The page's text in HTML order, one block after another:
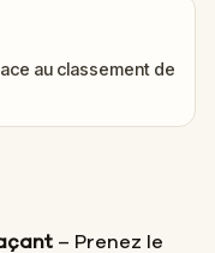
au classement de
– Prenez le